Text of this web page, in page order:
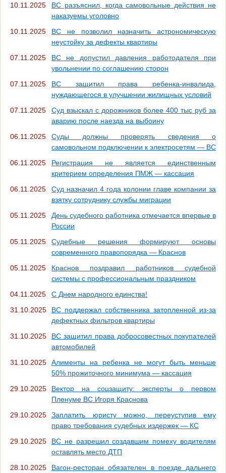
10.11.2025
ВС разъяснил, когда самовольные действия не
наказуемы уголовно
10.11.2025
ВС не позволил назначить астрономическую
неустойку за дефекты квартиры
07.11.2025
ВС не допустил давления работодателя при
увольнении по соглашению сторон
07.11.2025
ВС защитил права ребенка-инвалида,
нуждающегося в улучшении жилищных условий
07.11.2025
Суд взыскал с дорожников более 400 тыс руб за
аварию после наезда на выбоину
06.11.2025
Суды должны проверять сведения о
самовольном подключении к электросетям — ВС
06.11.2025
Регистрация не является единственным
критерием определения ПМЖ — кассация
06.11.2025
Суд назначил 4 года колонии главе компании за
взятку сотруднику службы миграции
05.11.2025
День судебного работника отмечается впервые в
России
05.11.2025
Судебные решения формируют основы
современного правопорядка — Краснов
05.11.2025
Краснов поздравил работников судебной
системы с профессиональным праздником
04.11.2025
С Днем народного единства!
31.10.2025
ВС поддержал собственника затопленной из-за
дефектных фильтров квартиры
31.10.2025
ВС защитил права добросовестных покупателей
автомобилей
31.10.2025
Алименты на ребенка не могут быть меньше
50% прожиточного минимума — кассация
29.10.2025
Вектор на соцзащиту: эксперты о первом
Пленуме ВС Игоря Краснова
29.10.2025
Заплатить юристу можно, переуступив ему
право требования судебных издержек — КС
29.10.2025
ВС не разрешил создавшим помеху водителям
оставлять место ДТП
28.10.2025
Вагон-ресторан обязателен в поезде дальнего